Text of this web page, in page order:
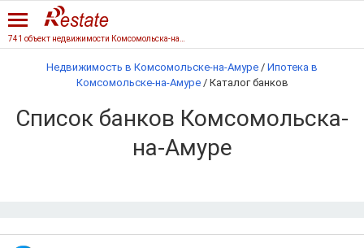
Недвижимость в Комсомольске-на-Амуре / Ипотека в
Комсомольске-на-Амуре / Каталог банков
Список банков Комсомольска-
на-Амуре